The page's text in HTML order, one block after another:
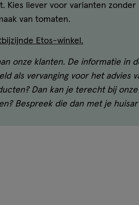
Kies liever voor varianten zonder
van tomaten.
Etos-winkel.
onze klanten. De informatie in
als vervanging voor het advies
Dan kan je terecht bij onze
Bespreek die dan met je